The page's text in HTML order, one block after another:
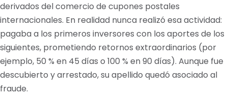
derivados del comercio de cupones postales
internacionales. En realidad nunca realizó esa actividad:
pagaba a los primeros inversores con los aportes de los
siguientes, prometiendo retornos extraordinarios (por
ejemplo, 50 % en 45 días o 100 % en 90 días). Aunque fue
descubierto y arrestado, su apellido quedó asociado al
fraude.